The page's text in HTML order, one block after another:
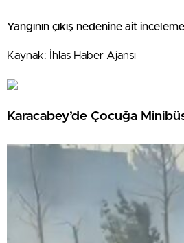
Yangının çıkış nedenine ait
Kaynak: İhlas Haber Ajansı
Karacabey’de Çocuğa